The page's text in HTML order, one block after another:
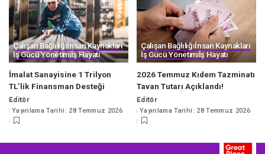
Çalışan Bağlılığıİnsan Kaynakları
İş Gücü Yönetimiİş Hayatı
İmalat Sanayisine 1 Trilyon
TL’lik Finansman Desteği
Posted
by
Editör
Yayınlama Tarihi: 28 Temmuz 2026
Çalışan Bağlılığıİnsan Kaynakları
İş Gücü Yönetimiİş Hayatı
2026 Temmuz Kıdem Tazminatı
Tavan Tutarı Açıklandı!
Posted
by
Editör
Yayınlama Tarihi: 28 Temmuz 2026